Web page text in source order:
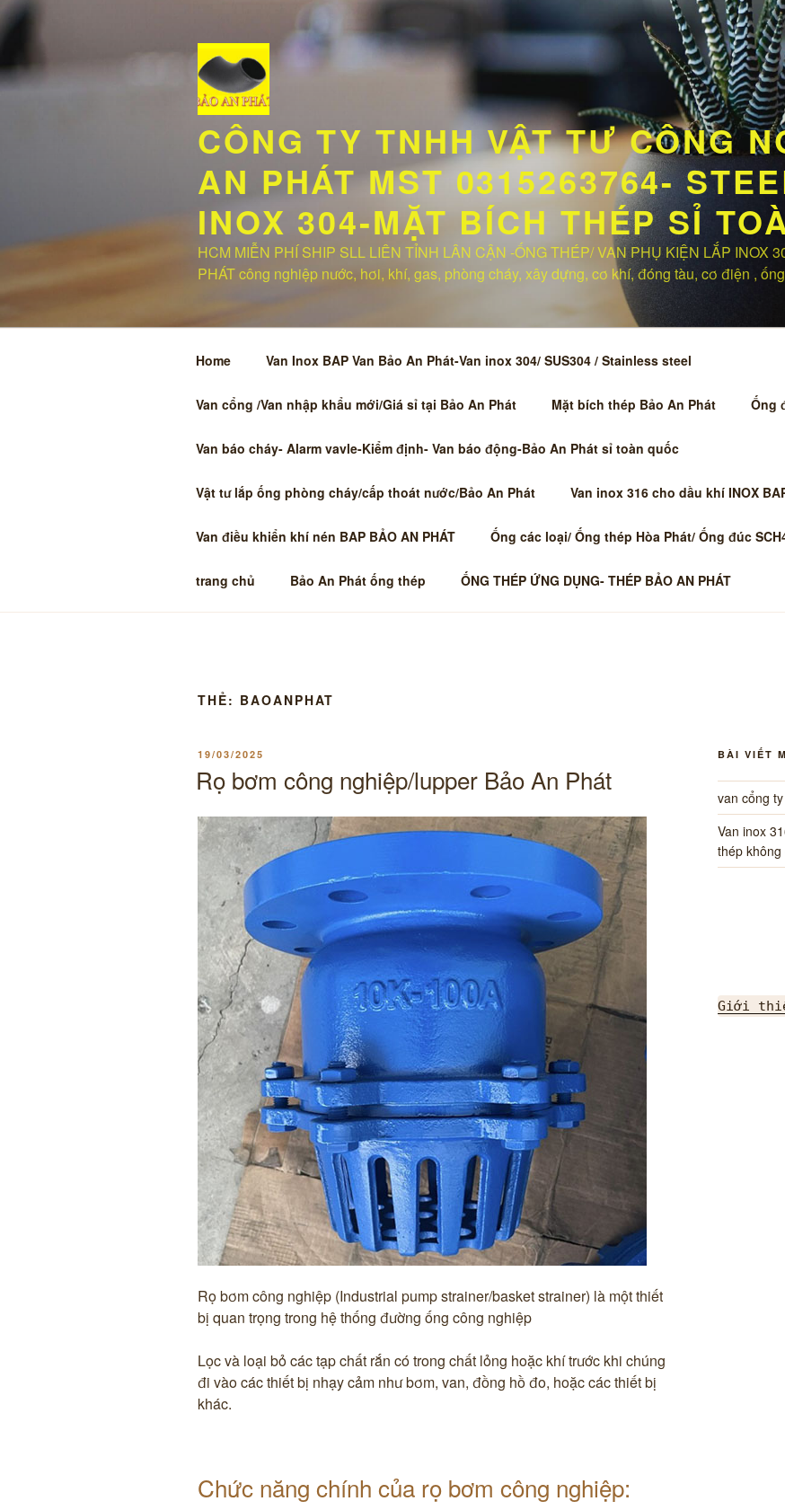
Chuyển
đến
nội
CÔNG TY TNHH VẬT TƯ CÔNG
AN PHÁT MST 0315263764-
INOX 304-MẶT BÍCH THÉP SỈ
HCM MIỄN PHÍ SHIP SLL LIÊN TỈNH LÂN CẬN -ỐNG THÉP/ VAN PHỤ KIỆN LẮP INOX
PHÁT công nghiệp nước, hơi, khí, gas, phòng cháy, xây dựng, cơ khí, đóng tàu, cơ điện ,
Home Van Inox BAP Van Bảo An Phát-Van inox 304/ SUS304 / Stainless steel
Van cổng /Van nhập khẩu mới/Giá sỉ tại Bảo An Phát Mặt bích thép Bảo An Phát Ống
Van báo cháy- Alarm vavle-Kiểm định- Van báo động-Bảo An Phát sỉ toàn quốc
Vật tư lắp ống phòng cháy/cấp thoát nước/Bảo An Phát Van inox 316 cho dầu khí INOX
Van điều khiển khí nén BAP BẢO AN PHÁT Ống các loại/ Ống thép Hòa Phát/ Ống đúc
trang chủ Bảo An Phát ống thép ỐNG THÉP ỨNG DỤNG- THÉP BẢO AN PHÁT
THẺ: BAOANPHAT
ĐĂNG
19/03/2025
Rọ bơm công nghiệp/lupper Bảo An Phát
Rọ bơm công nghiệp (Industrial pump strainer/basket strainer) là một thiết
bị quan trọng trong hệ thống đường ống công nghiệp
Lọc và loại bỏ các tạp chất rắn có trong chất lỏng hoặc khí trước khi chúng
đi vào các thiết bị nhạy cảm như bơm, van, đồng hồ đo, hoặc các thiết bị
khác.
Chức năng chính của rọ bơm công nghiệp:
BÀI VIẾT
van cổng
Van inox
thép không
Giới